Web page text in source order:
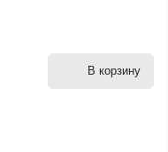
В корзину